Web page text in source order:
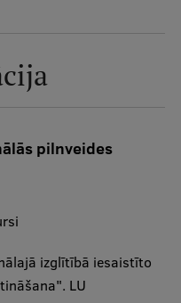
pilnveides
izglītībā iesaistīto
LU